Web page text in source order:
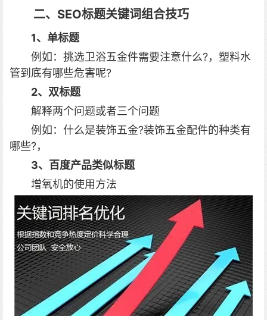
二、SEO标题关键词组合技巧
1、单标题
例如：挑选卫浴五金件需要注意什么?，塑料水
管到底有哪些危害呢?
2、双标题
解释两个问题或者三个问题
例如：什么是装饰五金?装饰五金配件的种类有
哪些?，
3、百度产品类似标题
增氧机的使用方法